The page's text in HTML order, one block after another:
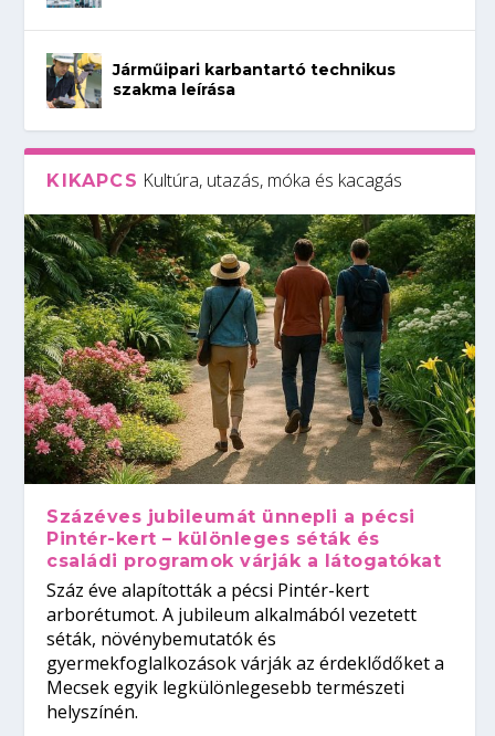
Járműipari karbantartó technikus
szakma leírása
KIKAPCS Kultúra, utazás, móka és kacagás
Százéves jubileumát ünnepli a pécsi
Pintér-kert – különleges séták és
családi programok várják a látogatókat
Száz éve alapították a pécsi Pintér-kert
arborétumot. A jubileum alkalmából vezetett
séták, növénybemutatók és
gyermekfoglalkozások várják az érdeklődőket a
Mecsek egyik legkülönlegesebb természeti
helyszínén.